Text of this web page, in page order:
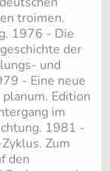
troimen.
1976 - Die
der
und
- Eine neue
Edition
im
1981 -
Zum
den